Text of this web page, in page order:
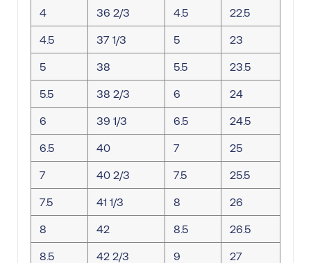
4 36 2/3 4.5 22.5
4.5 37 1/3 5 23
5 38 5.5 23.5
5.5 38 2/3 6 24
6 39 1/3 6.5 24.5
6.5 40 7 25
7 40 2/3 7.5 25.5
7.5 41 1/3 8 26
8 42 8.5 26.5
8.5 42 2/3 9 27